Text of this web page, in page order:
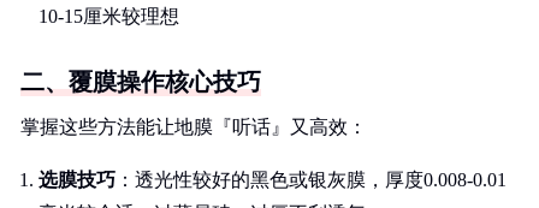
10-15厘米较理想
二、覆膜操作核心技巧
掌握这些方法能让地膜『听话』又高效：
选膜技巧 ：透光性较好的黑色或银灰膜，厚度0.008-0.01